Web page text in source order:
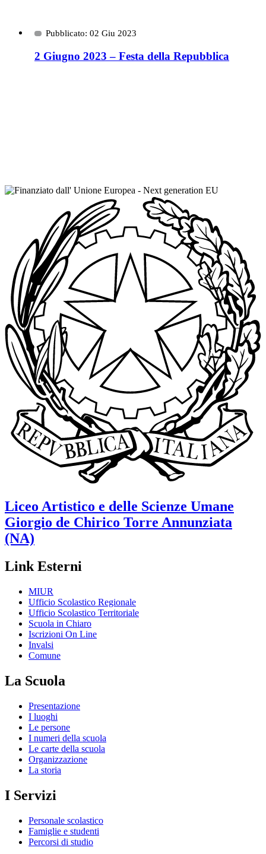
Pubblicato: 02 Giu 2023
2 Giugno 2023 – Festa della Repubblica
Liceo Artistico e delle Scienze Umane
Giorgio de Chirico Torre Annunziata
(NA)
Link Esterni
MIUR
Ufficio Scolastico Regionale
Ufficio Scolastico Territoriale
Scuola in Chiaro
Iscrizioni On Line
Invalsi
Comune
La Scuola
Presentazione
I luoghi
Le persone
I numeri della scuola
Le carte della scuola
Organizzazione
La storia
I Servizi
Personale scolastico
Famiglie e studenti
Percorsi di studio